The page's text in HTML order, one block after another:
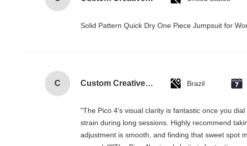
Solid Pattern Quick Dry One Piece Jumpsuit for
C Custom Creative Goodie Christmas Kraft Paper Gift Bag with Your Own Logo for Xmas Decorative Party Brazil
"The Pico 4's visual clarity is fantastic once you
strain during long sessions. Highly recommend
adjustment is smooth, and finding that sweet spot